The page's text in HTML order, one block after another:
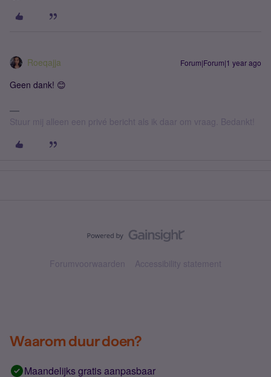
Roeqajja Forum|Forum|1 year ago
Geen dank! 😊
Stuur mij alleen een privé bericht als ik daar om vraag. Bedankt!
Forumvoorwaarden Accessibility statement
Waarom duur doen?
Maandelijks gratis aanpasbaar